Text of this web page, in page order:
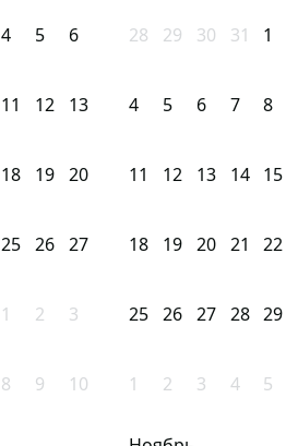
4 5 6
11 12 13
18 19 20
25 26 27
1 2 3
8 9 10
28 29 30 31 1
4 5 6 7 8
11 12 13 14 15
18 19 20 21 22
25 26 27 28 29
1 2 3 4 5